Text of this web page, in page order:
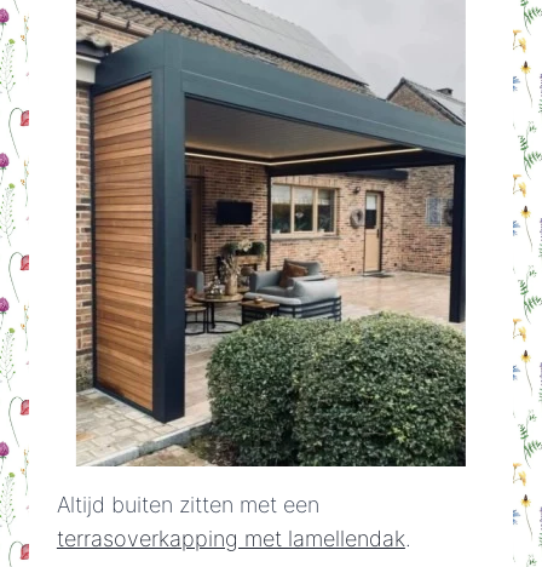
Altijd buiten zitten met een
terrasoverkapping met lamellendak.